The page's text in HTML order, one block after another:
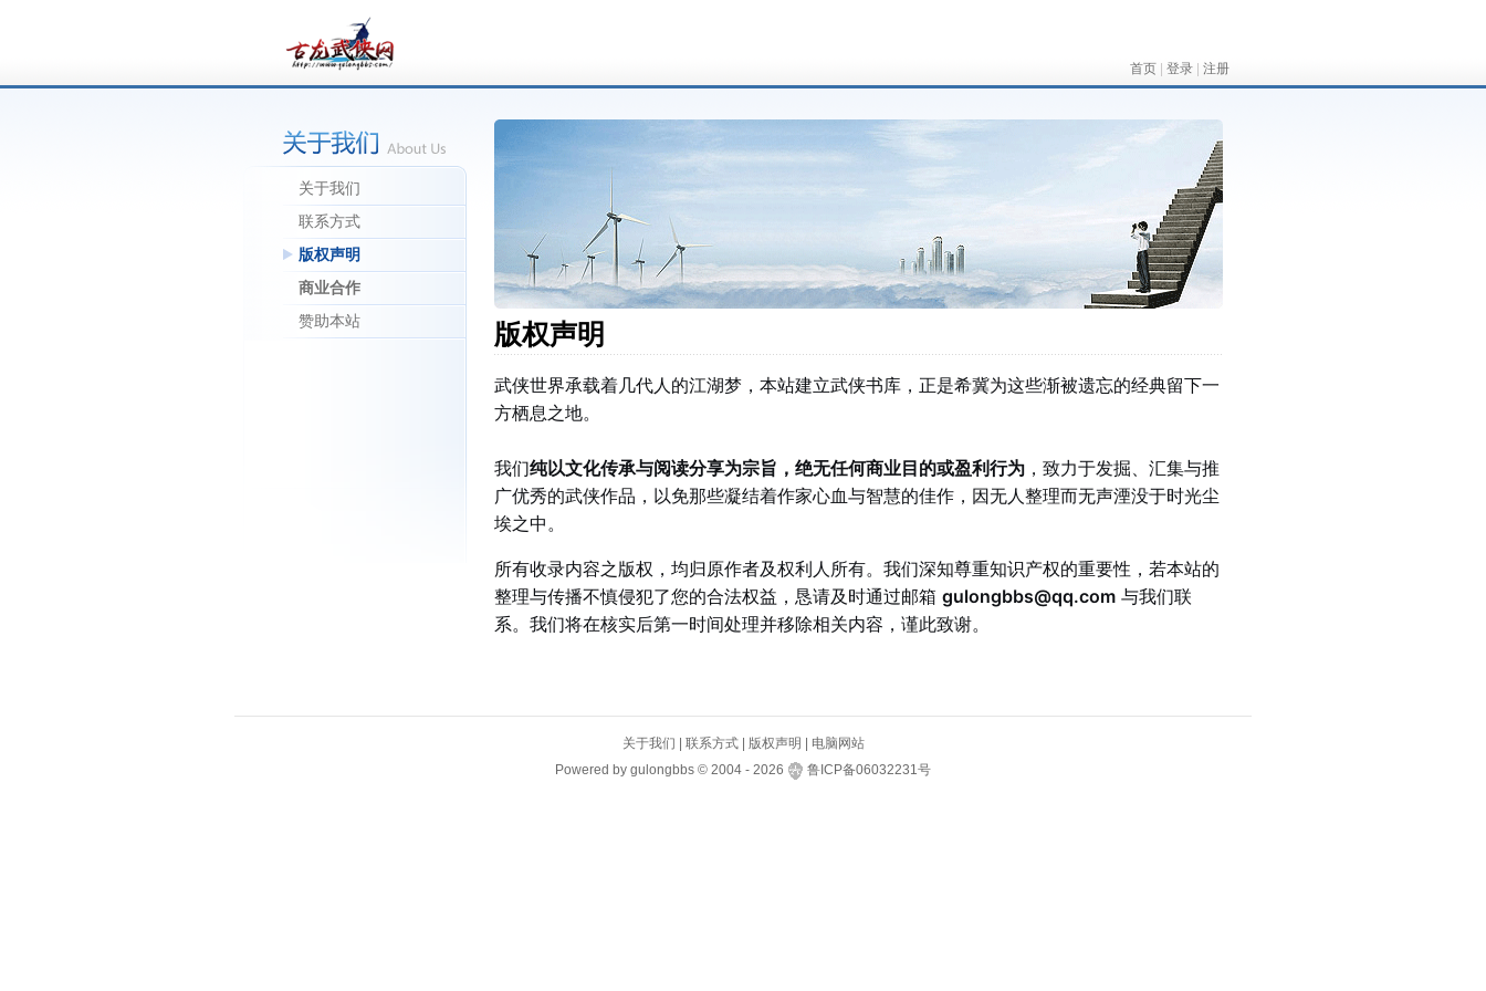
首页 登录 注册
关于我们
联系方式
版权声明
商业合作
赞助本站
版权声明
武侠世界承载着几代人的江湖梦，本站建立武侠书库，正是希冀为这些渐被遗忘的经典留下一
方栖息之地。
我们纯以文化传承与阅读分享为宗旨，绝无任何商业目的或盈利行为 ，致力于发掘、汇集与推
广优秀的武侠作品，以免那些凝结着作家心血与智慧的佳作，因无人整理而无声湮没于时光尘
埃之中。
所有收录内容之版权，均归原作者及权利人所有。我们深知尊重知识产权的重要性，若本站的
整理与传播不慎侵犯了您的合法权益，恳请及时通过邮箱 gulongbbs@qq.com 与我们联
系。我们将在核实后第一时间处理并移除相关内容，谨此致谢。
关于我们 联系方式| 版权声明
电脑网站
Powered by gulongbbs © 2004 - 2026 鲁ICP备06032231号